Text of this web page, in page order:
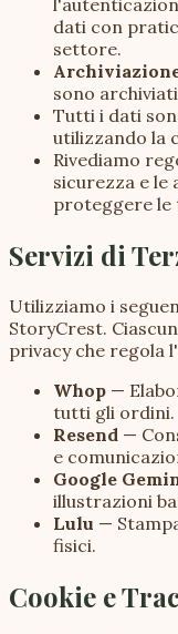
dati con
settore.
sono
Tutti i dati
utilizzando la
Rivediamo
sicurezza e le
proteggere le
Servizi di
Utilizziamo i
StoryCrest.
privacy che regola
Whop —
tutti gli ordini.
Resend —
e
Google
illustrazioni
Lulu —
fisici.
Cookie e